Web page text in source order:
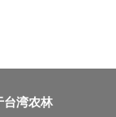
台湾农林